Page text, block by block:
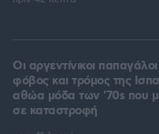
Οι αργεντίνικοι παπαγάλοι
φόβος και τρόμος της
αθώα μόδα των '70s που
σε καταστροφή